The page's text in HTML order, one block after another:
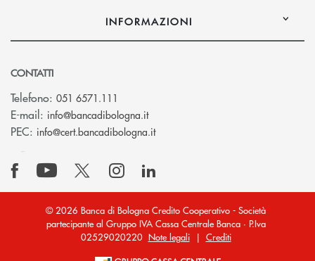
INFORMAZIONI
CONTATTI
Telefono: 051 6571.111
E-mail: info@bancadibologna.it(si apre l’app di posta elettronica)
PEC: info@cert.bancadibologna.it(si apre l’app di posta
© 2026 Banca di Bologna Credito Cooperativo - Società
partecipante al Gruppo IVA Cassa Centrale Banca · P.Iva
02529020220 Note legali| Crediti